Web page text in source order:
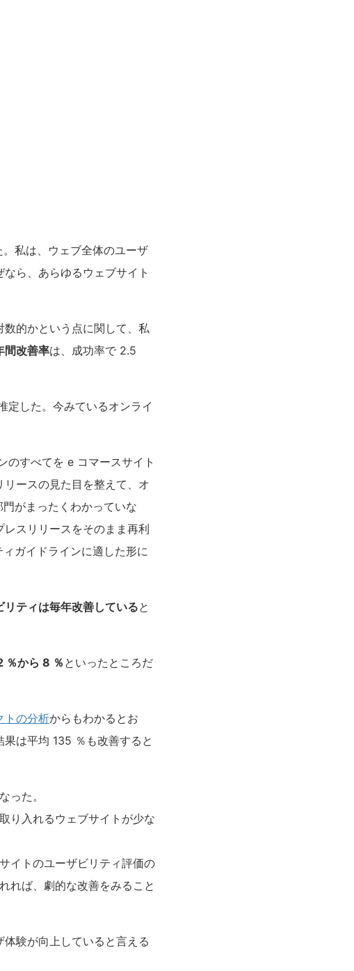
私は、ウェブ全体のユーザ
ら、あらゆるウェブサイト
的かという点に関して、私
間改善率は、成功率で 2.5
定した。今みているオンライ
のすべてを e コマースサイト
ースの見た目を整えて、オ
がまったくわかっていな
スリリースをそのまま再利
ガイドラインに適した形に
リティは毎年改善していると
％から 8 ％ といったところだ
トの分析からもわかるとお
は平均 135 ％も改善すると
った。
り入れるウェブサイトが少な
イトのユーザビリティ評価の
れば、劇的な改善をみること
験が向上していると言える